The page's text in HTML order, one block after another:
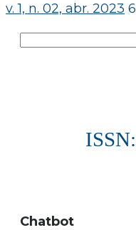
v. 1, n. 02, abr. 2023
Chatbot